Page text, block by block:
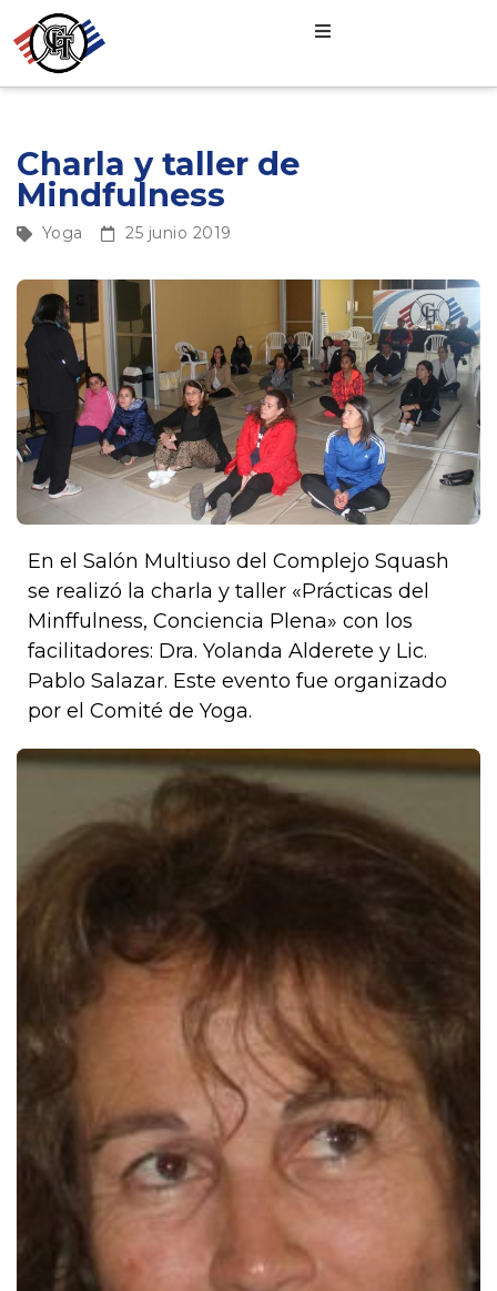
Charla y taller de
Mindfulness
Yoga 25 junio 2019
En el Salón Multiuso del Complejo Squash
se realizó la charla y taller «Prácticas del
Minffulness, Conciencia Plena» con los
facilitadores: Dra. Yolanda Alderete y Lic.
Pablo Salazar. Este evento fue organizado
por el Comité de Yoga.